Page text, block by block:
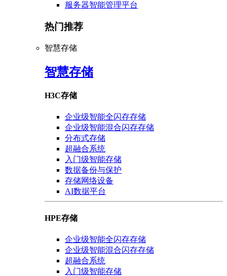
服务器智能管理平台
热门推荐
智慧存储
智慧存储
H3C存储
企业级智能全闪存存储
企业级智能混合闪存存储
分布式存储
超融合系统
入门级智能存储
数据备份与保护
存储网络设备
AI数据平台
HPE存储
企业级智能全闪存存储
企业级智能混合闪存存储
超融合系统
入门级智能存储